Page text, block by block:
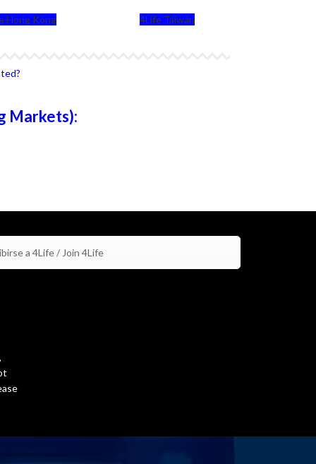
Hong Kong 4Life Taiwán
Markets):
a 4Life / Join 4Life